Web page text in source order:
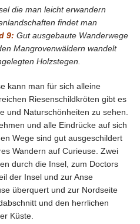
die man leicht erwandern
findet man
9: Gut ausgebaute Wanderwege
Mangrovenwäldern wandelt
Holzstegen.
kann man für sich alleine
Riesenschildkröten gibt es
und Naturschönheiten zu sehen.
und alle Eindrücke auf sich
Wege sind gut ausgeschildert
Wandern auf Curieuse. Zwei
durch die Insel, zum Doctors
der Insel und zur Anse
überquert und zur Nordseite
und den herrlichen
Küste.